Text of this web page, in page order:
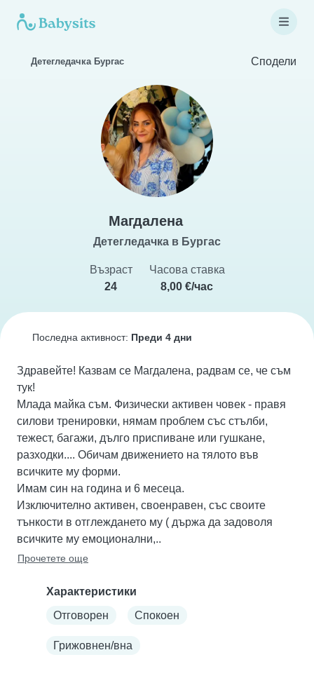
Детегледачка Бургас Сподели
Магдалена
Детегледачка в Бургас
Възраст
24
Часова ставка
8,00 €/час
Последна активност: Преди 4 дни
Здравейте! Казвам се Магдалена, радвам се, че съм
тук!
Млада майка съм. Физически активен човек - правя
силови тренировки, нямам проблем със стълби,
тежест, багажи, дълго приспиване или гушкане,
разходки.... Обичам движението на тялото във
всичките му форми.
Имам син на година и 6 месеца.
Изключително активен, своенравен, със своите
тънкости в отглеждането му ( държа да задоволя
всичките му емоционални,..
Прочетете още
Характеристики
Отговорен
Спокоен
Грижовнен/вна